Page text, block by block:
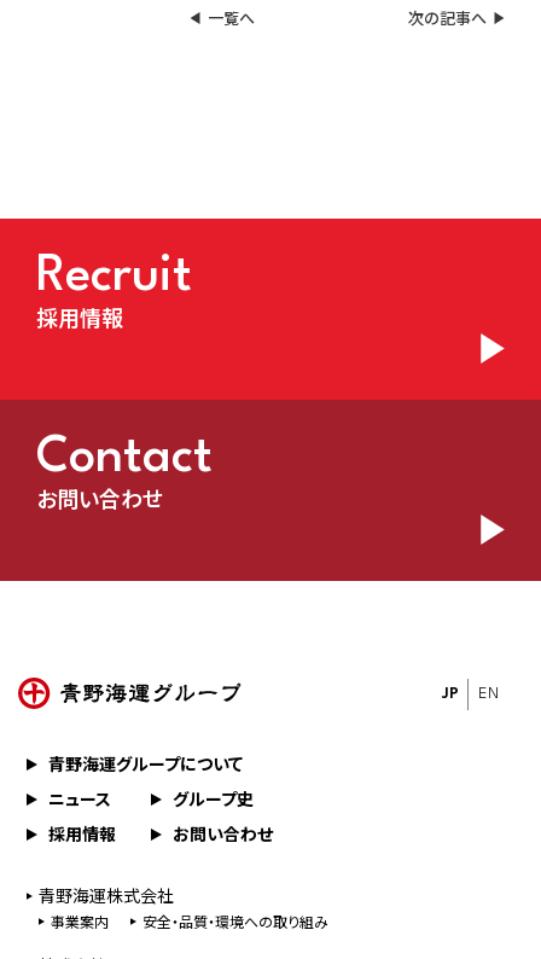
次の記事へ
一覧へ
Recruit
採用情報
Contact
お問い合わせ
JP EN
青野海運グループについて
ニュース
グループ史
採用情報
お問い合わせ
⻘野海運株式会社
事業案内 安全・品質・環境への取り組み